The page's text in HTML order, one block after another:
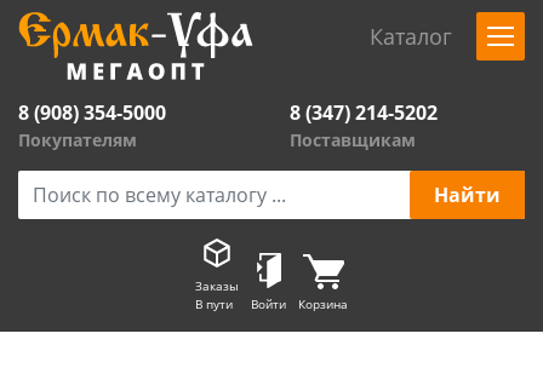
Каталог
8 (908) 354-5000
Покупателям
8 (347) 214-5202
Поставщикам
Заказы
В пути
Войти Корзина